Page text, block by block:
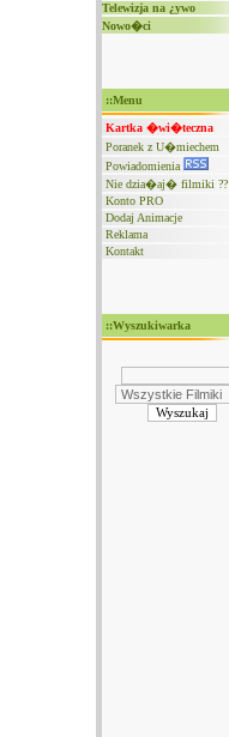
Telewizja na ¿ywo
Nowo�ci
::Menu
Kartka �wi�teczna
Poranek z U�miechem
Powiadomienia
Nie dzia�aj� filmiki ??
Konto PRO
Dodaj Animacje
Reklama
Kontakt
::Wyszukiwarka